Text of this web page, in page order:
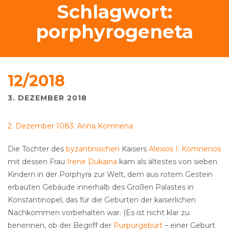
Schlagwort:
porphyrogeneta
12/2018
3. DEZEMBER 2018
2. Dezember 1083: Anna Komnena
Die Tochter des byzantinischen Kaisers Alexios I. Komnenos
mit dessen Frau Irene Dukaina kam als ältestes von sieben
Kindern in der Porphyra zur Welt, dem aus rotem Gestein
erbauten Gebäude innerhalb des Großen Palastes in
Konstantinopel, das für die Geburten der kaiserlichen
Nachkommen vorbehalten war. (Es ist nicht klar zu
benennen, ob der Begriff der Purpurgeburt – einer Geburt